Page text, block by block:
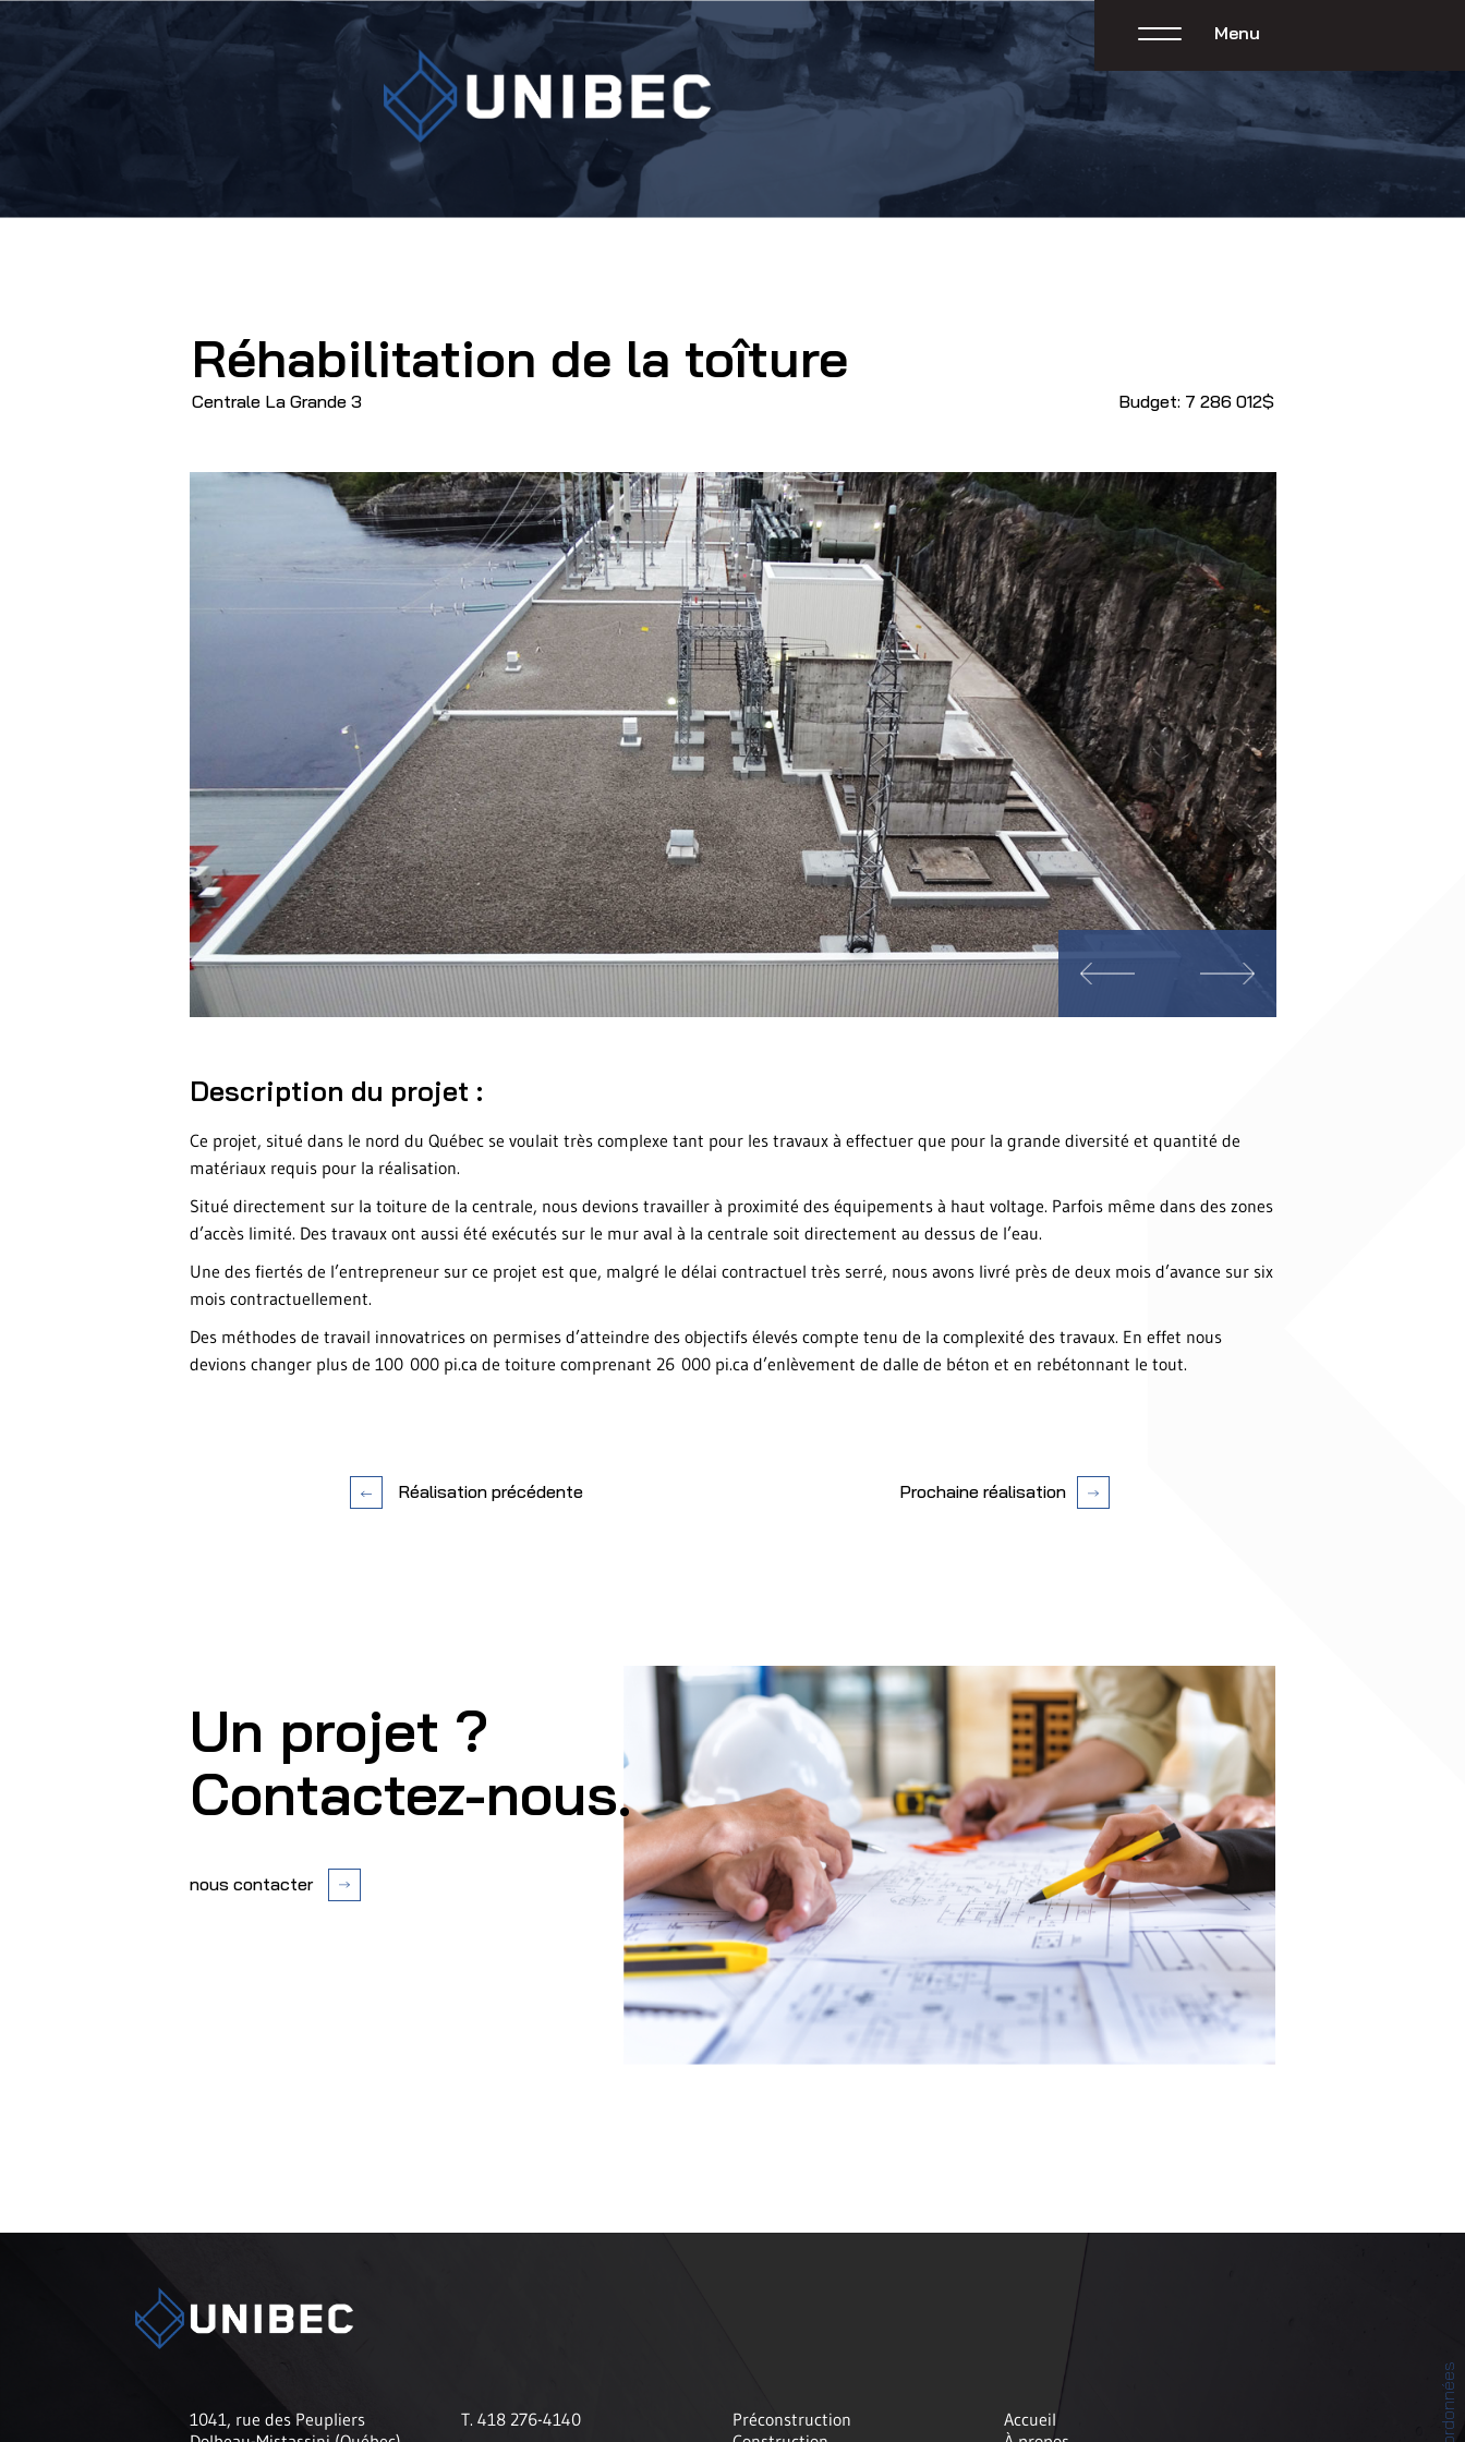
Menu
Réhabilitation de la toîture
Centrale La Grande 3 Budget: 7 286 012$
Description du projet :
Ce projet, situé dans le nord du Québec se voulait très complexe tant pour les travaux à effectuer que pour la grande diversité et quantité de
matériaux requis pour la réalisation.
Situé directement sur la toiture de la centrale, nous devions travailler à proximité des équipements à haut voltage. Parfois même dans des zones
d’accès limité. Des travaux ont aussi été exécutés sur le mur aval à la centrale soit directement au dessus de l’eau.
Une des fiertés de l’entrepreneur sur ce projet est que, malgré le délai contractuel très serré, nous avons livré près de deux mois d’avance sur six
mois contractuellement.
Des méthodes de travail innovatrices on permises d’atteindre des objectifs élevés compte tenu de la complexité des travaux. En effet nous
devions changer plus de 100 000 pi.ca de toiture comprenant 26 000 pi.ca d’enlèvement de dalle de béton et en rebétonnant le tout.
Prochaine réalisation
Réalisation précédente
Un projet ?
Contactez-nous.
nous contacter
1041, rue des Peupliers
T. 418 276-4140
Préconstruction
Accueil
Coordonnées